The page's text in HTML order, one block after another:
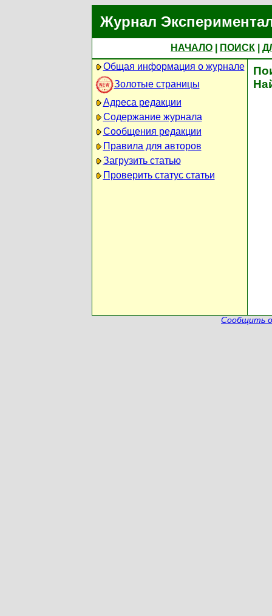
Журнал
НАЧАЛО ПОИСК
Общая информация о журнале
Золотые страницы
Адреса редакции
Содержание журнала
Сообщения редакции
Правила для авторов
Загрузить статью
Проверить статус статьи
Сообщить о